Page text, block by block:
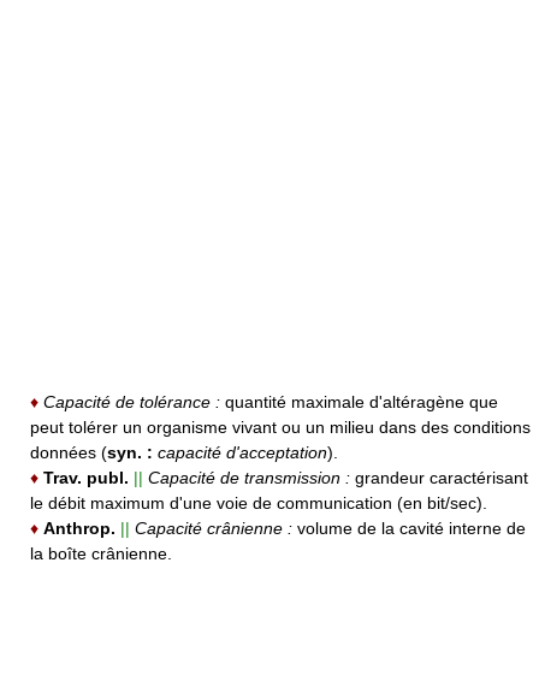
♦ Capacité de tolérance : quantité maximale d'altéragène que
peut tolérer un organisme vivant ou un milieu dans des conditions
données (syn. : capacité d'acceptation).
♦ Trav. publ. || Capacité de transmission : grandeur caractérisant
le débit maximum d'une voie de communication (en bit/sec).
♦ Anthrop. || Capacité crânienne : volume de la cavité interne de
la boîte crânienne.